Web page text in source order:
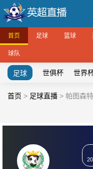
首页 足球 篮球
球队
足球 世俱杯 世界
首页 > 足球直播 > 帕图森